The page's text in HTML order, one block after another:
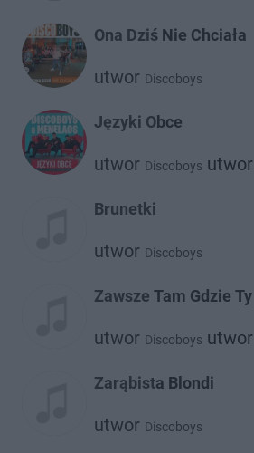
Ona Dziś Nie Chciała
utwor Discoboys
Języki Obce
utwor Discoboys utwor
Brunetki
utwor Discoboys
Zawsze Tam Gdzie Ty
utwor Discoboys utwor
Zarąbista Blondi
utwor Discoboys